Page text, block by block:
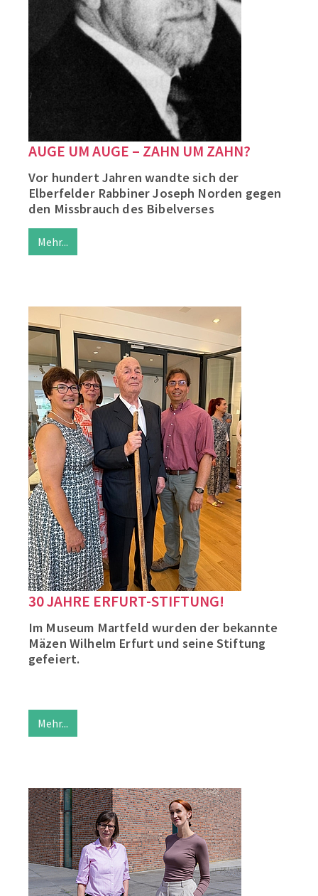
AUGE UM AUGE – ZAHN UM ZAHN?
Vor hundert Jahren wandte sich der
Elberfelder Rabbiner Joseph Norden gegen
den Missbrauch des Bibelverses
Mehr...
30 JAHRE ERFURT-STIFTUNG!
Im Museum Martfeld wurden der bekannte
Mäzen Wilhelm Erfurt und seine Stiftung
gefeiert.
Mehr...